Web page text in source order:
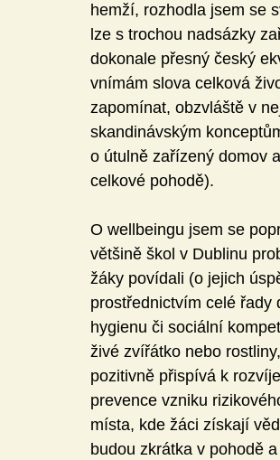
hemží, rozhodla jsem se
lze s trochou nadsázky
dokonale přesný český
vnímám slova celková
zapomínat, obzvláště v
skandinávským
o útulně zařízený domov
celkové pohodě).
O wellbeingu jsem se
většině škol v Dublinu
žáky povídali (o jejich
prostřednictvím celé řady
hygienu či sociální
živé zvířátko nebo
pozitivně přispívá k
prevence vzniku
místa, kde žáci získají
budou zkrátka v pohodě